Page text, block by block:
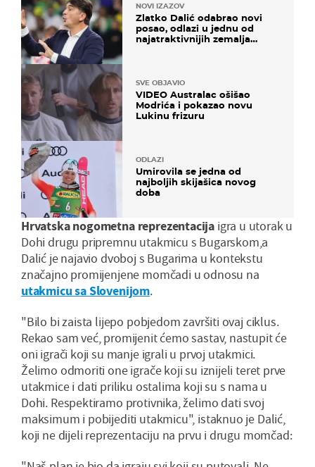
NOVI IZAZOV
Zlatko Dalić odabrao novi
posao, odlazi u jednu od
najatraktivnijih zemalja
SVE OBJAVIO
VIDEO Australac ošišao
Modrića i pokazao novu
Lukinu frizuru
ODLAZI
Umirovila se jedna od
najboljih skijašica novog
doba
Hrvatska nogometna reprezentacija igra u utorak u
Dohi drugu pripremnu utakmicu s Bugarskom,a
Dalić je najavio dvoboj s Bugarima u kontekstu
značajno promijenjene momčadi u odnosu na
utakmicu sa Slovenijom.
"Bilo bi zaista lijepo pobjedom završiti ovaj ciklus.
Rekao sam već, promijenit ćemo sastav, nastupit će
oni igrači koji su manje igrali u prvoj utakmici.
Želimo odmoriti one igrače koji su iznijeli teret prve
utakmice i dati priliku ostalima koji su s nama u
Dohi. Respektiramo protivnika, želimo dati svoj
maksimum i pobijediti utakmicu", istaknuo je Dalić,
koji ne dijeli reprezentaciju na prvu i drugu momčad: